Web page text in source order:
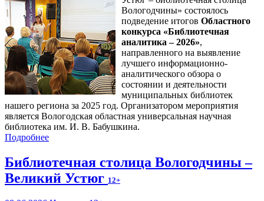
Вологодчины» состоялось
подведение итогов Областного
конкурса «Библиотечная
аналитика – 2026»,
направленного на выявление
лучшего информационно-
аналитического обзора о
состоянии и деятельности
муниципальных библиотек
нашего региона за 2025 год. Организатором мероприятия
является Вологодская областная универсальная научная
библиотека им. И. В. Бабушкина.
Подробнее
Библиотечная столица Вологодчины –
Великий Устюг 12+